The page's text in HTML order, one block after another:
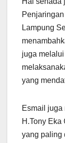
Lampung
juga
yang
Esmail
H.Tony
yang paling